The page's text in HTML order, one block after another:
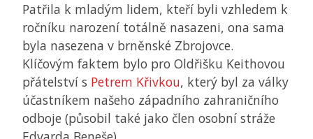
Patřila k mladým lidem, kteří byli vzhledem k
ročníku narození totálně nasazeni, ona sama
byla nasezena v brněnské Zbrojovce.
Klíčovým faktem bylo pro Oldřišku Keithovou
přátelství s Petrem Křivkou, který byl za války
účastníkem našeho západního zahraničního
odboje (působil také jako člen osobní stráže